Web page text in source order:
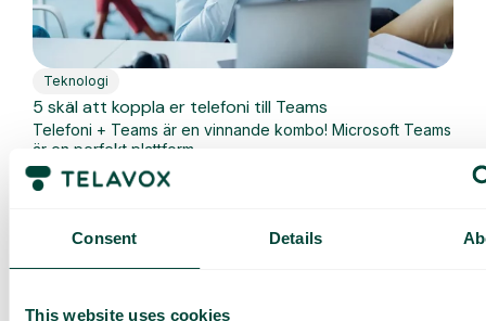
Consent Details
This website uses cookies
Teknologi
5 skäl att koppla er telefoni till Teams
Telefoni + Teams är en vinnande kombo! Microsoft Teams
är en perfekt plattform...
Läs mer